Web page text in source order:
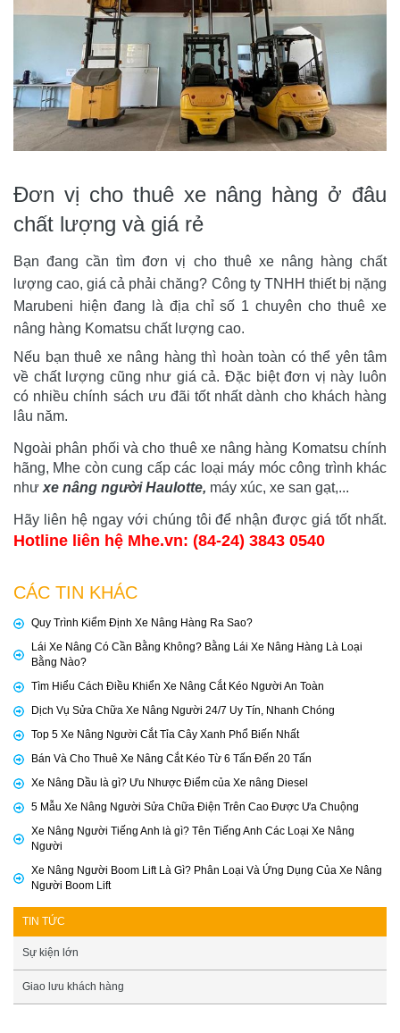
Đơn vị cho thuê xe nâng hàng ở đâu
chất lượng và giá rẻ
Bạn đang cần tìm đơn vị cho thuê xe nâng hàng chất
lượng cao, giá cả phải chăng? Công ty TNHH thiết bị nặng
Marubeni hiện đang là địa chỉ số 1 chuyên cho thuê xe
nâng hàng Komatsu chất lượng cao.
Nếu bạn thuê xe nâng hàng thì hoàn toàn có thể yên tâm
về chất lượng cũng như giá cả. Đặc biệt đơn vị này luôn
có nhiều chính sách ưu đãi tốt nhất dành cho khách hàng
lâu năm.
Ngoài phân phối và cho thuê xe nâng hàng Komatsu chính
hãng, Mhe còn cung cấp các loại máy móc công trình khác
như xe nâng người Haulotte, máy xúc, xe san gạt,...
Hotline liên hệ Mhe.vn: (84-24) 3843 0540
CÁC TIN KHÁC
Quy Trình Kiểm Định Xe Nâng Hàng Ra Sao?
Lái Xe Nâng Có Cần Bằng Không? Bằng Lái Xe Nâng Hàng Là Loại
Bằng Nào?
Tìm Hiểu Cách Điều Khiển Xe Nâng Cắt Kéo Người An Toàn
Dịch Vụ Sửa Chữa Xe Nâng Người 24/7 Uy Tín, Nhanh Chóng
Top 5 Xe Nâng Người Cắt Tỉa Cây Xanh Phổ Biến Nhất
Bán Và Cho Thuê Xe Nâng Cắt Kéo Từ 6 Tấn Đến 20 Tấn
Xe Nâng Dầu là gì? Ưu Nhược Điểm của Xe nâng Diesel
5 Mẫu Xe Nâng Người Sửa Chữa Điện Trên Cao Được Ưa Chuộng
Xe Nâng Người Tiếng Anh là gì? Tên Tiếng Anh Các Loại Xe Nâng
Người
Xe Nâng Người Boom Lift Là Gì? Phân Loại Và Ứng Dụng Của Xe Nâng
Người Boom Lift
TIN TỨC
Sự kiện lớn
Giao lưu khách hàng